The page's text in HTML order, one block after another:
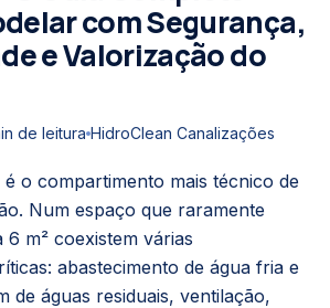
com Segurança,
e Valorização do
de leitura HidroClean Canalizações
o compartimento mais técnico de
Num espaço que raramente
m² coexistem várias
abastecimento de água fria e
de águas residuais, ventilação,